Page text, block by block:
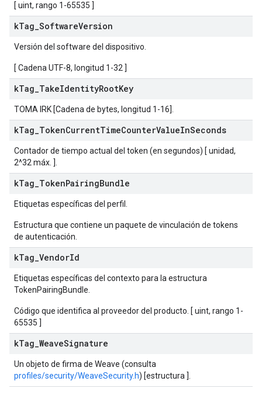
[ uint, rango 1-65535 ]
kTag SoftwareVersion
Versión del software del dispositivo.
[ Cadena UTF-8, longitud 1-32 ]
kTag TakeIdentityRootKey
TOMA IRK [Cadena de bytes, longitud 1-16].
kTag TokenCurrentTimeCounterValueInSeconds
Contador de tiempo actual del token (en segundos) [ unidad,
2^32 máx. ].
kTag TokenPairingBundle
Etiquetas específicas del perfil.
Estructura que contiene un paquete de vinculación de tokens
de autenticación.
kTag VendorId
Etiquetas específicas del contexto para la estructura
TokenPairingBundle.
Código que identifica al proveedor del producto. [ uint, rango 1-
65535 ]
kTag WeaveSignature
Un objeto de firma de Weave (consulta
profiles/security/WeaveSecurity.h) [estructura ].